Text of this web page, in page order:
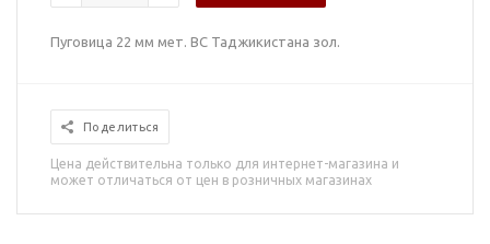
Пуговица 22 мм мет. ВС Таджикистана зол.
Поделиться
Цена действительна только для интернет-магазина и
может отличаться от цен в розничных магазинах